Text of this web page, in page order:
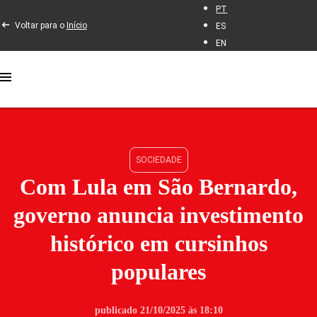
Voltar para o Início
PT
ES
EN
SOCIEDADE
Com Lula em São Bernardo,
governo anuncia investimento
histórico em cursinhos
populares
publicado 21/10/2025 às 18:10